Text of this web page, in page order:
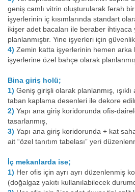
geniş camlı vitrin oluşturularak ferah
işyerlerinin iç kısımlarında standart
ikişer adet bacaları ile beraber
planlanmıştır. Yine işyerleri için güvenlik
4) Zemin katta işyerlerinin hemen arka
işyerlerine özel bahçe olarak
Bina giriş holü;
1) Geniş girişli olarak planlanmış,
taban kaplama desenleri ile dekore
2) Yapı ana giriş koridorunda ofis-
tasarlanmış,
3) Yapı ana giriş koridorunda + kat
ait “özel tanıtım tabelası” yeri
İç mekanlarda ise;
1) Her ofis için ayrı ayrı düzenlenmiş
(doğalgaz yakıtı kullanılabilecek